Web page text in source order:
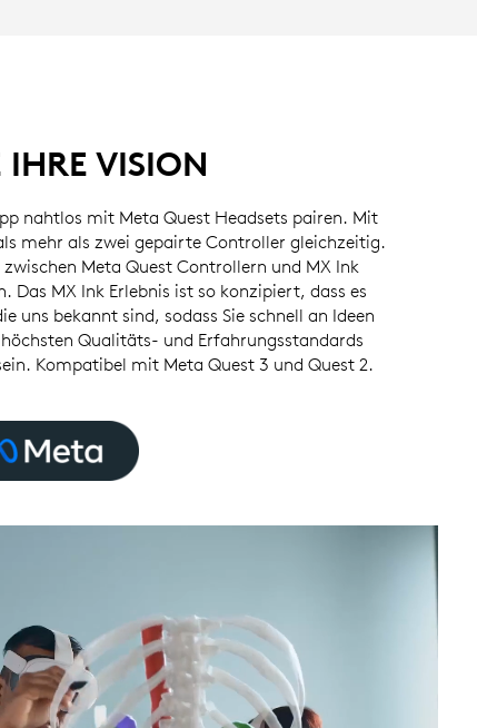
IHRE VISION
nahtlos mit Meta Quest Headsets pairen. Mit
mehr als zwei gepairte Controller gleichzeitig.
Meta Quest Controllern und MX Ink
Das MX Ink Erlebnis ist so konzipiert, dass es
uns bekannt sind, sodass Sie schnell an Ideen
Qualitäts- und Erfahrungsstandards
Kompatibel mit Meta Quest 3 und Quest 2.